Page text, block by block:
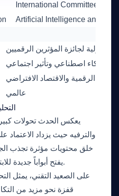
International Committee for
Artificial Intelligence and
الدولية لجائزة المؤثرين الرقميين
ذكاء اصطناعي وتأثير اجتماعي
الرقمية والاقتصاد الافتراضي
عالمي
يعكس الحدث تحولات
والترفيه حيث يزداد الاعتماد
خلق محتويات مؤثرة تجذب
يفتح أبواباً جديدة للابتكار في الاقتصاد الرقمي.
على الصعيد التقني، يمثل
قفزة نحو مزيد من